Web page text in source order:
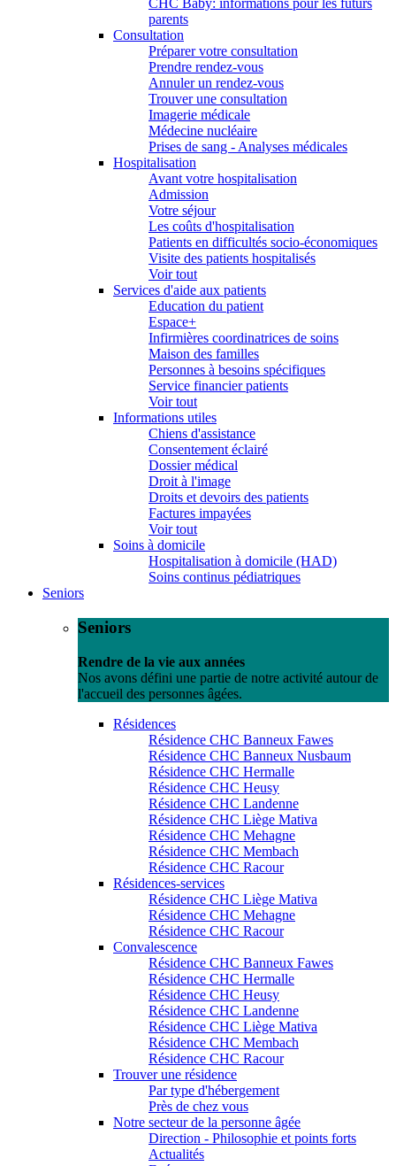
CHC Baby: informations pour les futurs
parents
Consultation
Préparer votre consultation
Prendre rendez-vous
Annuler un rendez-vous
Trouver une consultation
Imagerie médicale
Médecine nucléaire
Prises de sang - Analyses médicales
Hospitalisation
Avant votre hospitalisation
Admission
Votre séjour
Les coûts d'hospitalisation
Patients en difficultés socio-économiques
Visite des patients hospitalisés
Voir tout
Services d'aide aux patients
Education du patient
Espace+
Infirmières coordinatrices de soins
Maison des familles
Personnes à besoins spécifiques
Service financier patients
Voir tout
Informations utiles
Chiens d'assistance
Consentement éclairé
Dossier médical
Droit à l'image
Droits et devoirs des patients
Factures impayées
Voir tout
Soins à domicile
Hospitalisation à domicile (HAD)
Soins continus pédiatriques
Seniors
Seniors
Rendre de la vie aux années
Nos avons défini une partie de notre activité autour de
l'accueil des personnes âgées.
Résidences
Résidence CHC Banneux Fawes
Résidence CHC Banneux Nusbaum
Résidence CHC Hermalle
Résidence CHC Heusy
Résidence CHC Landenne
Résidence CHC Liège Mativa
Résidence CHC Mehagne
Résidence CHC Membach
Résidence CHC Racour
Résidences-services
Résidence CHC Liège Mativa
Résidence CHC Mehagne
Résidence CHC Racour
Convalescence
Résidence CHC Banneux Fawes
Résidence CHC Hermalle
Résidence CHC Heusy
Résidence CHC Landenne
Résidence CHC Liège Mativa
Résidence CHC Membach
Résidence CHC Racour
Trouver une résidence
Par type d'hébergement
Près de chez vous
Notre secteur de la personne âgée
Direction - Philosophie et points forts
Actualités